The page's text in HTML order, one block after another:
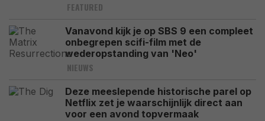
FEATURED
Vanavond kijk je op SBS 9 een compleet
onbegrepen scifi-film met de
wederopstanding van 'Neo'
NIEUWS
Deze meeslepende historische parel op
Netflix zet je waarschijnlijk direct aan
voor een avond topvermaak